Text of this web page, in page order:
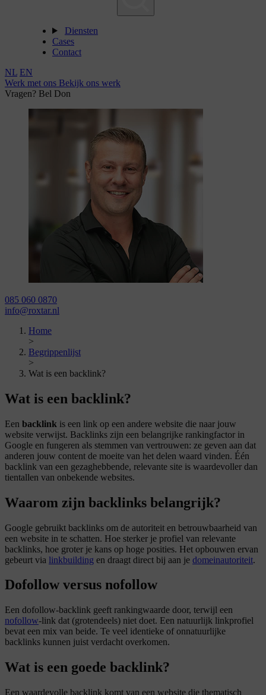
Diensten
Cases
Contact
NL EN
Werk met ons Bekijk ons werk
Vragen? Bel Don
085 060 0870
info@roxtar.nl
Home
>
Begrippenlijst
>
Wat is een backlink?
Wat is een backlink?
Een backlink is een link op een andere website die naar jouw
website verwijst. Backlinks zijn een belangrijke rankingfactor in
Google en fungeren als stemmen van vertrouwen: ze geven aan dat
anderen jouw content de moeite van het delen waard vinden. Één
backlink van een gezaghebbende, relevante site is waardevoller dan
tientallen van onbekende websites.
Waarom zijn backlinks belangrijk?
Google gebruikt backlinks om de autoriteit en betrouwbaarheid van
een website in te schatten. Hoe sterker je profiel van relevante
backlinks, hoe groter je kans op hoge posities. Het opbouwen ervan
gebeurt via linkbuilding en draagt direct bij aan je domeinautoriteit.
Dofollow versus nofollow
Een dofollow-backlink geeft rankingwaarde door, terwijl een
nofollow-link dat (grotendeels) niet doet. Een natuurlijk linkprofiel
bevat een mix van beide. Te veel identieke of onnatuurlijke
backlinks kunnen juist verdacht overkomen.
Wat is een goede backlink?
Een waardevolle backlink komt van een website die thematisch